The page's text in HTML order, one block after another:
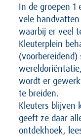
In de groepen
vele
waarbij er veel
Kleuterplein
wordt er
te breiden.
Kleuters blijven
geeft ze daar
ontdekhoek,